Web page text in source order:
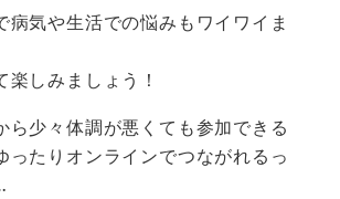
病気や生活での悩みもワイワイま
楽しみましょう！
ら少々体調が悪くても参加できる
ったりオンラインでつながれるっ